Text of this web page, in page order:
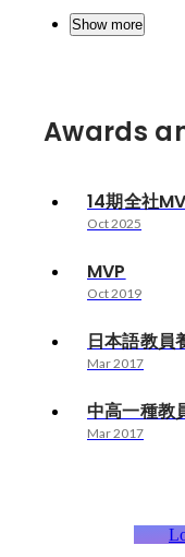
Show more
Awards
14期全社
Oct 2025
MVP
Oct 2019
日本語教員
Mar 2017
中高一種教
Mar 2017